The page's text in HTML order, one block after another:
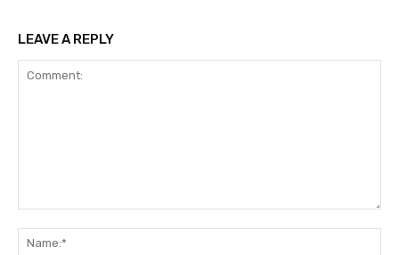
LEAVE A REPLY